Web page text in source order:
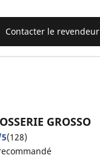
Contacter le revendeur
GROSSO
(128)